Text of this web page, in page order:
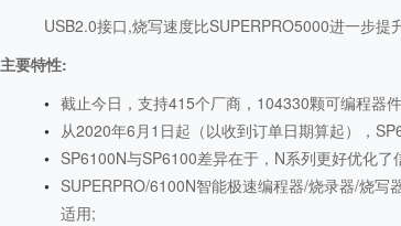
USB2.0接口,烧写速度比SUPERPRO5000进一步
主要特性:
截止今日，支持415个厂商，104330颗可编程器件
从2020年6月1日起（以收到订单日期算起），
SP6100N与SP6100差异在于，N系列更好优化了
SUPERPRO/6100N智能极速编程器/烧录器/烧
适用;